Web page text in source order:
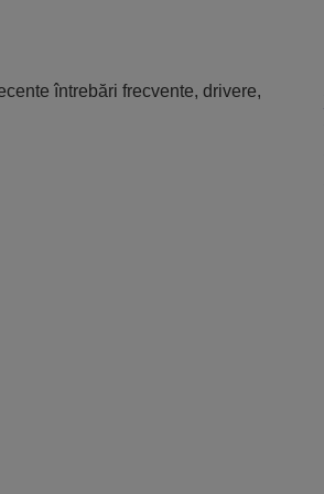
întrebări frecvente, drivere,